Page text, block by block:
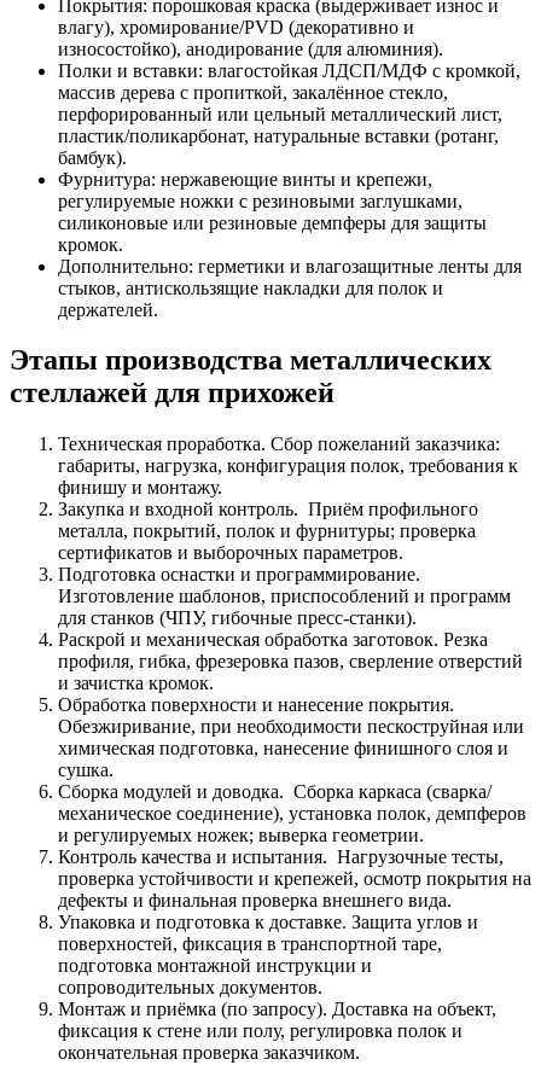
Покрытия: порошковая краска (выдерживает износ и
влагу), хромирование/PVD (декоративно и
износостойко), анодирование (для алюминия).
Полки и вставки: влагостойкая ЛДСП/МДФ с кромкой,
массив дерева с пропиткой, закалённое стекло,
перфорированный или цельный металлический лист,
пластик/поликарбонат, натуральные вставки (ротанг,
бамбук).
Фурнитура: нержавеющие винты и крепежи,
регулируемые ножки с резиновыми заглушками,
силиконовые или резиновые демпферы для защиты
кромок.
Дополнительно: герметики и влагозащитные ленты для
стыков, антискользящие накладки для полок и
держателей.
Этапы производства металлических
стеллажей для прихожей
Техническая проработка. Сбор пожеланий заказчика:
габариты, нагрузка, конфигурация полок, требования к
финишу и монтажу.
Закупка и входной контроль. Приём профильного
металла, покрытий, полок и фурнитуры; проверка
сертификатов и выборочных параметров.
Подготовка оснастки и программирование.
Изготовление шаблонов, приспособлений и программ
для станков (ЧПУ, гибочные пресс‑станки).
Раскрой и механическая обработка заготовок. Резка
профиля, гибка, фрезеровка пазов, сверление отверстий
и зачистка кромок.
Обработка поверхности и нанесение покрытия.
Обезжиривание, при необходимости пескоструйная или
химическая подготовка, нанесение финишного слоя и
сушка.
Сборка модулей и доводка. Сборка каркаса (сварка/
механическое соединение), установка полок, демпферов
и регулируемых ножек; выверка геометрии.
Контроль качества и испытания. Нагрузочные тесты,
проверка устойчивости и крепежей, осмотр покрытия на
дефекты и финальная проверка внешнего вида.
Упаковка и подготовка к доставке. Защита углов и
поверхностей, фиксация в транспортной таре,
подготовка монтажной инструкции и
сопроводительных документов.
Монтаж и приёмка (по запросу). Доставка на объект,
фиксация к стене или полу, регулировка полок и
окончательная проверка заказчиком.